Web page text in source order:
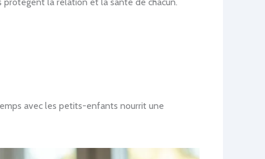
avec les petits-enfants nourrit une